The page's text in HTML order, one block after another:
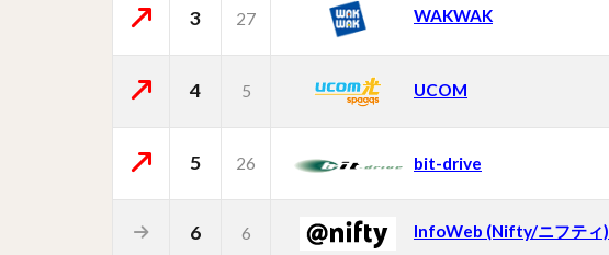
3 27 WAKWAK
4 5 UCOM
5 26 bit-drive
6 6 InfoWeb (Nifty/ニフティ)